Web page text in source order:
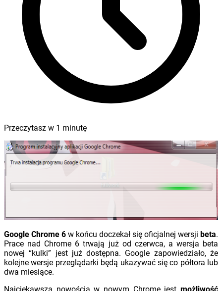
Przeczytasz w 1 minutę
Google Chrome 6 w końcu doczekał się oficjalnej wersji beta.
Prace nad Chrome 6 trwają już od czerwca, a wersja beta
nowej “kulki” jest już dostępna. Google zapowiedziało, że
kolejne wersje przeglądarki będą ukazywać się co półtora lub
dwa miesiące.